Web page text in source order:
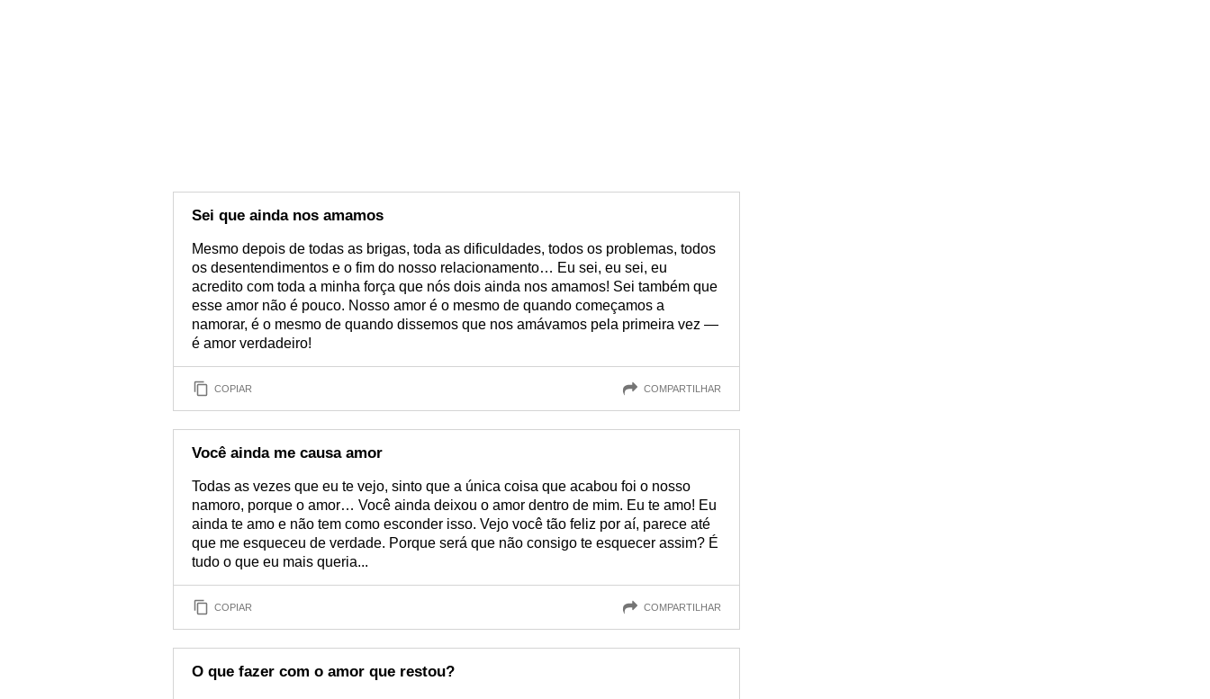
Sei que ainda nos amamos
Mesmo depois de todas as brigas, toda as dificuldades, todos os problemas, todos
os desentendimentos e o fim do nosso relacionamento… Eu sei, eu sei, eu
acredito com toda a minha força que nós dois ainda nos amamos! Sei também que
esse amor não é pouco. Nosso amor é o mesmo de quando começamos a
namorar, é o mesmo de quando dissemos que nos amávamos pela primeira vez —
é amor verdadeiro!
COPIAR COMPARTILHAR
Você ainda me causa amor
Todas as vezes que eu te vejo, sinto que a única coisa que acabou foi o nosso
namoro, porque o amor… Você ainda deixou o amor dentro de mim. Eu te amo! Eu
ainda te amo e não tem como esconder isso. Vejo você tão feliz por aí, parece até
que me esqueceu de verdade. Porque será que não consigo te esquecer assim? É
tudo o que eu mais queria...
COPIAR COMPARTILHAR
O que fazer com o amor que restou?